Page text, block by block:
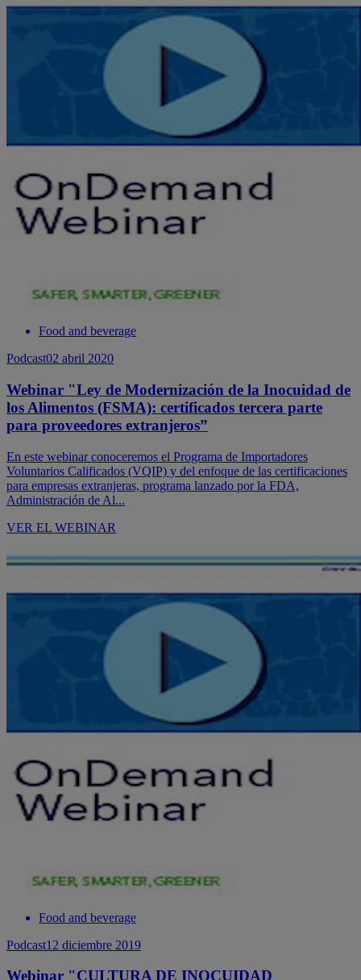
Food and beverage
Podcast02 abril 2020
Webinar "Ley de Modernización de la Inocuidad de
los Alimentos (FSMA): certificados tercera parte
para proveedores extranjeros”
En este webinar conoceremos el Programa de Importadores
Voluntarios Calificados (VQIP) y del enfoque de las certificaciones
para empresas extranjeras, programa lanzado por la FDA,
Administración de Al...
VER EL WEBINAR
Food and beverage
Podcast12 diciembre 2019
Webinar "CULTURA DE INOCUIDAD